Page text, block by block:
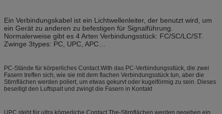
Ein Verbindungskabel ist ein Lichtwellenleiter, der benutzt wird, um
ein Gerät zu anderen zu befestigen für Signalführung.
Normalerweise gibt es 4 Arten Verbindungsstück: FC/SC/LC/ST.
Zwinge 3types: PC, UPC, APC…
PC-Stände für körperliches Contact.With das PC-Verbindungsstück, die zwei
Fasern treffen sich, wie sie mit dem flachen Verbindungsstück tun, aber die
Stirnflächen werden poliert, um etwas gekurvt oder kugelförmig zu sein. Dieses
beseitigt den Luftspalt und zwingt die Fasern in Kontakt
UPC steht für ultra körperliche Contact.The-Stirnflächen werden gegeben ein